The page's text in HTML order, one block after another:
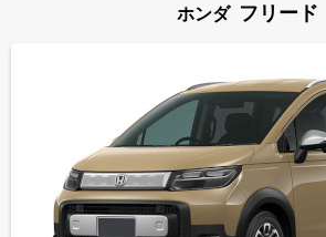
ホンダ フリード